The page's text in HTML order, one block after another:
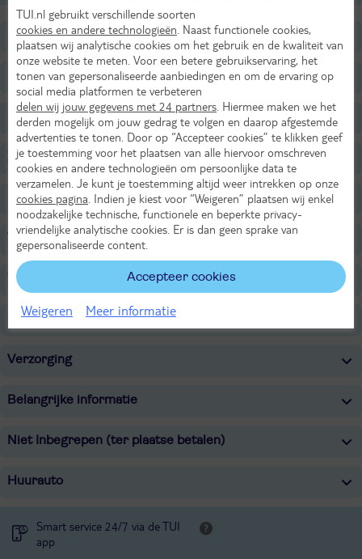
Ligging
Faciliteiten
Restaurants/Bars
Zwembaden
Sport & Activiteiten
Voor de kinderen
Tip
Overige informatie
Verzorging
Belangrijke informatie
Niet Inbegrepen (ter plaatse betalen)
Huurauto
Smart service 24/7 via de TUI
app
TUI.nl gebruikt verschillende soorten
cookies en andere technologieën . Naast functionele cookies,
plaatsen wij analytische cookies om het gebruik en de kwaliteit van
onze website te meten. Voor een betere gebruikservaring, het
tonen van gepersonaliseerde aanbiedingen en om de ervaring op
social media platformen te verbeteren
delen wij jouw gegevens met 24 partners . Hiermee maken we het
derden mogelijk om jouw gedrag te volgen en daarop afgestemde
advertenties te tonen. Door op “Accepteer cookies” te klikken geef
je toestemming voor het plaatsen van alle hiervoor omschreven
cookies en andere technologieën om persoonlijke data te
verzamelen. Je kunt je toestemming altijd weer intrekken op onze
cookies pagina . Indien je kiest voor “Weigeren” plaatsen wij enkel
noodzakelijke technische, functionele en beperkte privacy-
vriendelijke analytische cookies. Er is dan geen sprake van
gepersonaliseerde content.
Accepteer cookies
Weigeren Meer informatie